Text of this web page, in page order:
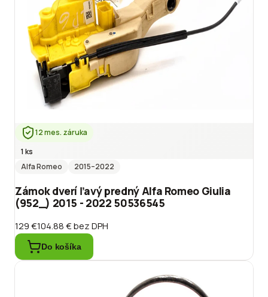
12 mes. záruka
1 ks
Alfa Romeo
2015–2022
Zámok dverí ľavý predný Alfa Romeo Giulia
(952_) 2015 - 2022 50536545
129 €104.88 €bez DPH
Do košíka